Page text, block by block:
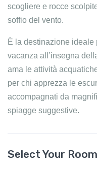
scogliere e rocce
soffio del vento.
È la destinazione ideale
vacanza all’insegna
ama le attività
per chi apprezza le
accompagnati da
spiagge suggestive.
Select Your Room